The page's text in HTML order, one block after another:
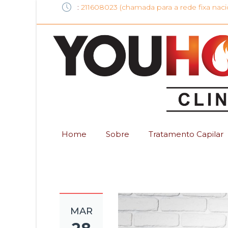
: 211608023 (chamada para a rede fixa
Home Sobre Tratamento Capilar
MAR